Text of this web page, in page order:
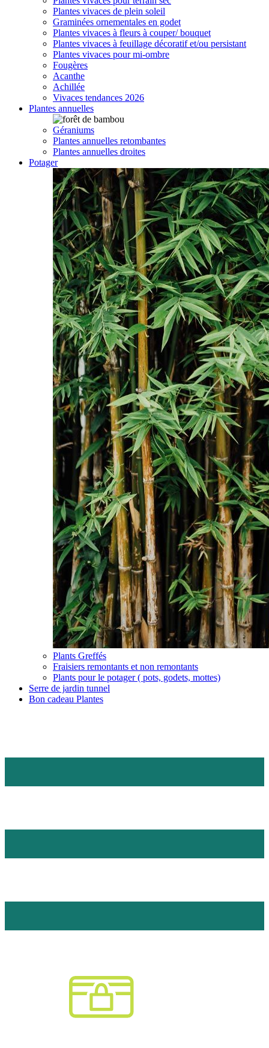
Plantes vivaces de plein soleil
Graminées ornementales en godet
Plantes vivaces à fleurs à couper/ bouquet
Plantes vivaces à feuillage décoratif et/ou persistant
Plantes vivaces pour mi-ombre
Fougères
Acanthe
Achillée
Vivaces tendances 2026
Plantes annuelles
Géraniums
Plantes annuelles retombantes
Plantes annuelles droites
Potager
Plants Greffés
Fraisiers remontants et non remontants
Plants pour le potager ( pots, godets, mottes)
Serre de jardin tunnel
Bon cadeau Plantes